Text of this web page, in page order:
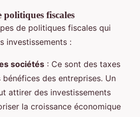
politiques fiscales
de politiques fiscales qui
investissements :
sociétés : Ce sont des taxes
bénéfices des entreprises. Un
attirer des investissements
la croissance économique